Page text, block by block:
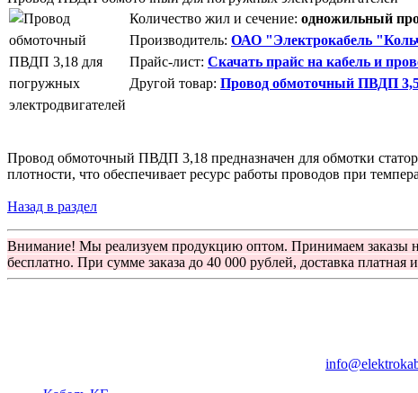
Количество жил и сечение: одножильный
Производитель: ОАО "Электрокабель
Прайс-лист: Скачать прайс на кабель и
Другой товар: Провод обмоточный ПВДП
Провод обмоточный ПВДП 3,18 предназначен для обмотки
плотности, что обеспечивает ресурс работы проводов при
Назад в раздел
Внимание! Мы реализуем продукцию оптом. Принимаем заказы
бесплатно. При сумме заказа до 40 000 рублей, доставка платная